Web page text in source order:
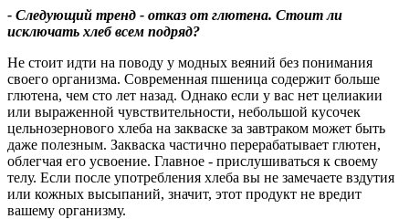
- Следующий тренд - отказ от глютена. Стоит ли
исключать хлеб всем подряд?
Не стоит идти на поводу у модных веяний без понимания
своего организма. Современная пшеница содержит больше
глютена, чем сто лет назад. Однако если у вас нет целиакии
или выраженной чувствительности, небольшой кусочек
цельнозернового хлеба на закваске за завтраком может быть
даже полезным. Закваска частично перерабатывает глютен,
облегчая его усвоение. Главное - прислушиваться к своему
телу. Если после употребления хлеба вы не замечаете вздутия
или кожных высыпаний, значит, этот продукт не вредит
вашему организму.